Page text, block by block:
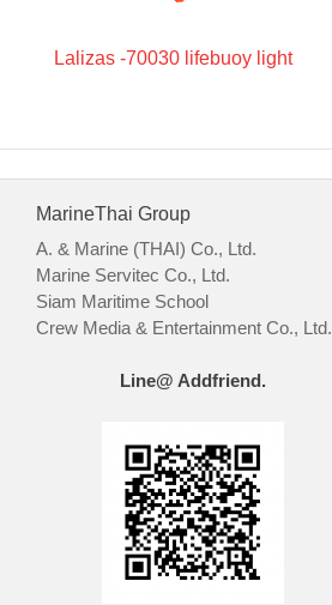
Lalizas -70030 lifebuoy light
MarineThai Group
A. & Marine (THAI) Co., Ltd.
Marine Servitec Co., Ltd.
Siam Maritime School
Crew Media & Entertainment Co., Ltd.
Line@ Addfriend.